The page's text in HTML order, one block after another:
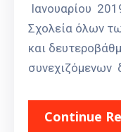
Ιανουαρίου
Σχολεία όλων
και
συνεχιζόμενων
Continue